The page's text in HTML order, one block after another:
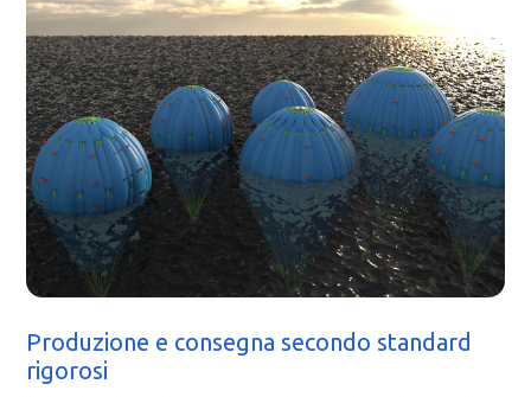
Produzione e consegna secondo standard
rigorosi